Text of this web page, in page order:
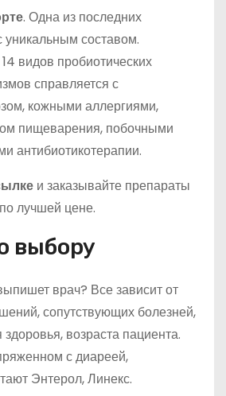
. Одна из последних
уникальным составом.
видов пробиотических
справляется с
кожными аллергиями,
пищеварения, побочными
антибиотикотерапии.
и заказывайте препараты
лучшей цене.
выбору
врач? Все зависит от
сопутствующих болезней,
возраста пациента.
с диареей,
Энтерол, Линекс.